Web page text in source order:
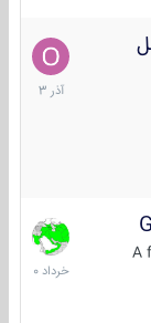
21
آذر
1403
10
خرداد
1400